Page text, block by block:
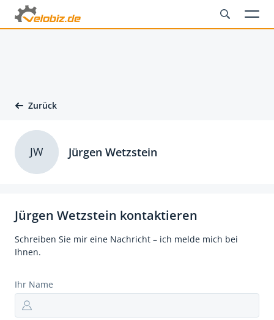
Zurück
Jürgen Wetzstein kontaktieren
Schreiben Sie mir eine Nachricht – ich melde mich bei
Ihnen.
Ihr Name
JW Jürgen Wetzstein